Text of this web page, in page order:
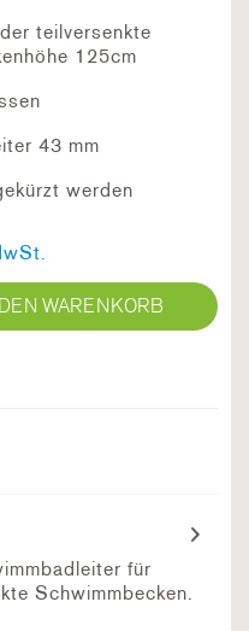
teilversenkte
125cm
43 mm
werden
WARENKORB
für
Schwimmbecken.